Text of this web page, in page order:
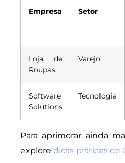
Empresa Setor
Loja de
Roupas
Varejo
Software
Solutions
Tecnologia
Para aprimorar ainda
explore dicas práticas de